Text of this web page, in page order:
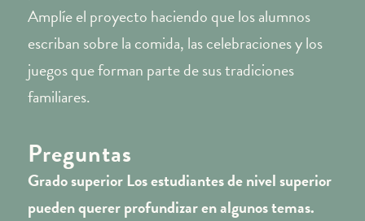
Amplíe el proyecto haciendo que los alumnos
escriban sobre la comida, las celebraciones y los
juegos que forman parte de sus tradiciones
familiares.
Preguntas
Grado superiorLos estudiantes de nivel superior
pueden querer profundizar en algunos temas.